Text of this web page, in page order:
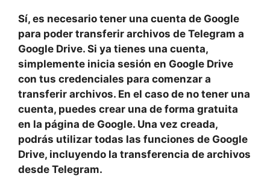
Sí, es necesario tener una cuenta de Google
para poder transferir archivos de Telegram a
Google Drive. Si ya tienes una cuenta,
simplemente inicia sesión en Google Drive
con tus credenciales para comenzar a
transferir archivos. En el caso de no tener una
cuenta, puedes crear una de forma gratuita
en la página de Google. Una vez creada,
podrás utilizar todas las funciones de Google
Drive, incluyendo la transferencia de archivos
desde Telegram.